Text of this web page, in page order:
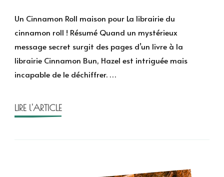
librairie
Cinnamon
Roll
de
Laurie
Un Cinnamon Roll maison pour La librairie du
cinnamon roll ! Résumé Quand un mystérieux
message secret surgit des pages d’un livre à la
librairie Cinnamon Bun, Hazel est intriguée mais
incapable de le déchiffrer. …
LIRE l'ARTICLE